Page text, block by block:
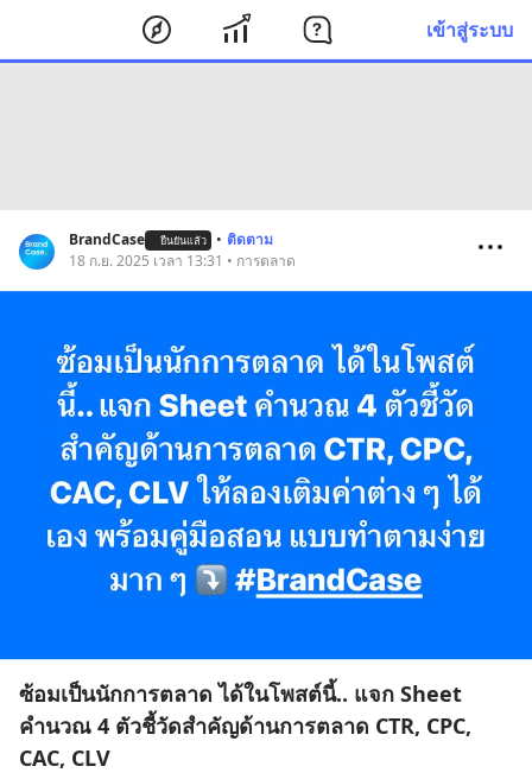
เข้าสู่ระบบ
BrandCase ยืนยันแล้ว • ติดตาม
18 ก.ย. 2025 เวลา 13:31 • การตลาด
ซ้อมเป็นนักการตลาด ได้ในโพสต์นี้.. แจก Sheet
คำนวณ 4 ตัวชี้วัดสำคัญด้านการตลาด CTR, CPC,
CAC, CLV